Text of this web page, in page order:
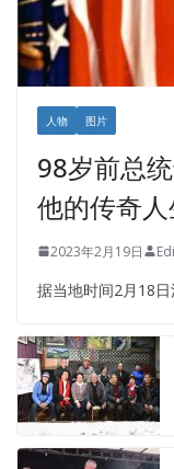
人物 图片
98岁前总
他的传奇人
2023年2月19日
据当地时间2月18